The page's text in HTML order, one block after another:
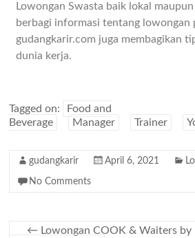
Lowongan Swasta baik lokal
berbagi informasi tentang lowongan
gudangkarir.com juga membagikan
dunia kerja.
Tagged on:
Food and
Beverage
Manager Trainer
gudangkarir April 6, 2021
No Comments
← Lowongan COOK & Waiters by